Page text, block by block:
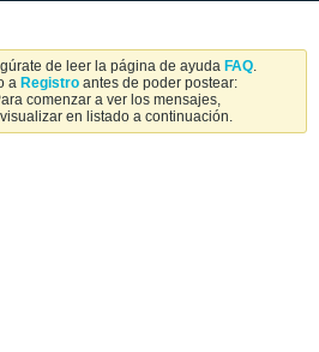
de leer la página de ayuda FAQ.
a Registro antes de poder postear:
comenzar a ver los mensajes,
en listado a continuación.